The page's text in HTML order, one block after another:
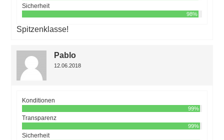
Sicherheit
98%
Spitzenklasse!
Pablo
12.06.2018
Konditionen
99%
Transparenz
99%
Sicherheit